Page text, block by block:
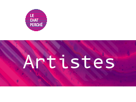
Artistes